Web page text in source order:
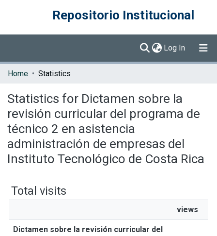
Repositorio Institucional
Log In (current)
Communities & Collections
Home Statistics
Statistics for Dictamen sobre la
revisión curricular del programa de
técnico 2 en asistencia
administración de empresas del
Instituto Tecnológico de Costa Rica
Total visits
views
Dictamen sobre la revisión curricular del